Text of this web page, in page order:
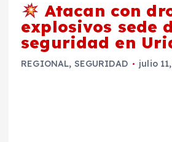
Atacan con
explosivos sede
seguridad en
REGIONAL, SEGURIDAD julio